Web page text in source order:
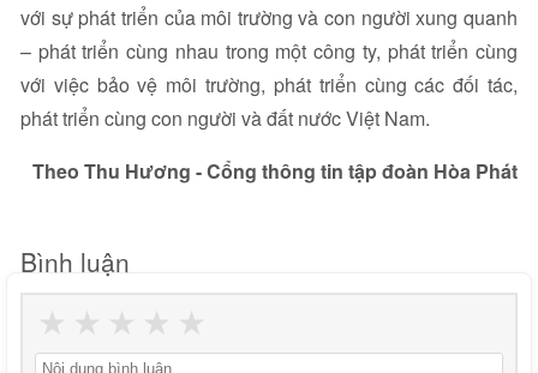
với sự phát triển của môi trường và con người xung quanh
– phát triển cùng nhau trong một công ty, phát triển cùng
với việc bảo vệ môi trường, phát triển cùng các đối tác,
phát triển cùng con người và đất nước Việt Nam.
Theo Thu Hương - Cổng thông tin tập đoàn Hòa Phát
Bình luận
★
★
★
★
★